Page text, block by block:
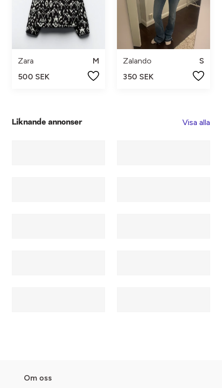
Zara
M
500 SEK
Zalando
S
350 SEK
Liknande annonser Visa alla
Om oss